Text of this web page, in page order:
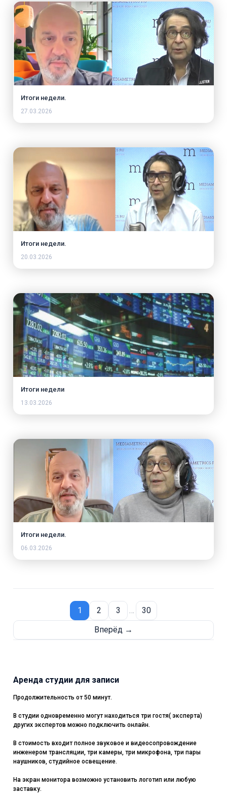
Итоги недели.
27.03.2026
Итоги недели.
20.03.2026
Итоги недели
13.03.2026
Итоги недели.
06.03.2026
1 2 3 …
30
Вперёд →
Аренда студии для записи
Продолжительность от 50 минут.
В студии одновременно могут находиться три гостя( эксперта)
других экспертов можно подключить онлайн.
В стоимость входит полное звуковое и видеосопровождение
инженером трансляции, три камеры, три микрофона, три пары
наушников, студийное освещение.
На экран монитора возможно установить логотип или любую
заставку.